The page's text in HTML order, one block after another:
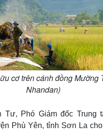
cơ trên cánh đồng Mường
Nhandan)
Tư, Phó Giám đốc Trung
Phù Yên, tỉnh Sơn La